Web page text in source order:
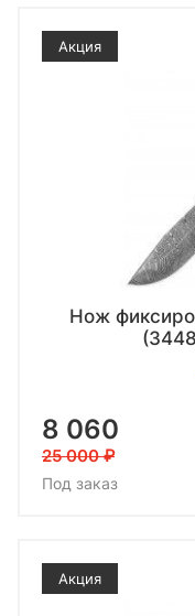
Акция
Нож
8 060
25 000
Под заказ
Акция